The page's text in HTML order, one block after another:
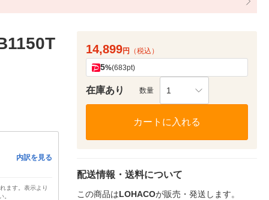
内訳を見る
ます。表示より
。
14,899円 （税込）
5%(683pt)
在庫あり 数量 1
カートに入れる
配送情報・送料について
この商品はLOHACOが販売・発送します。